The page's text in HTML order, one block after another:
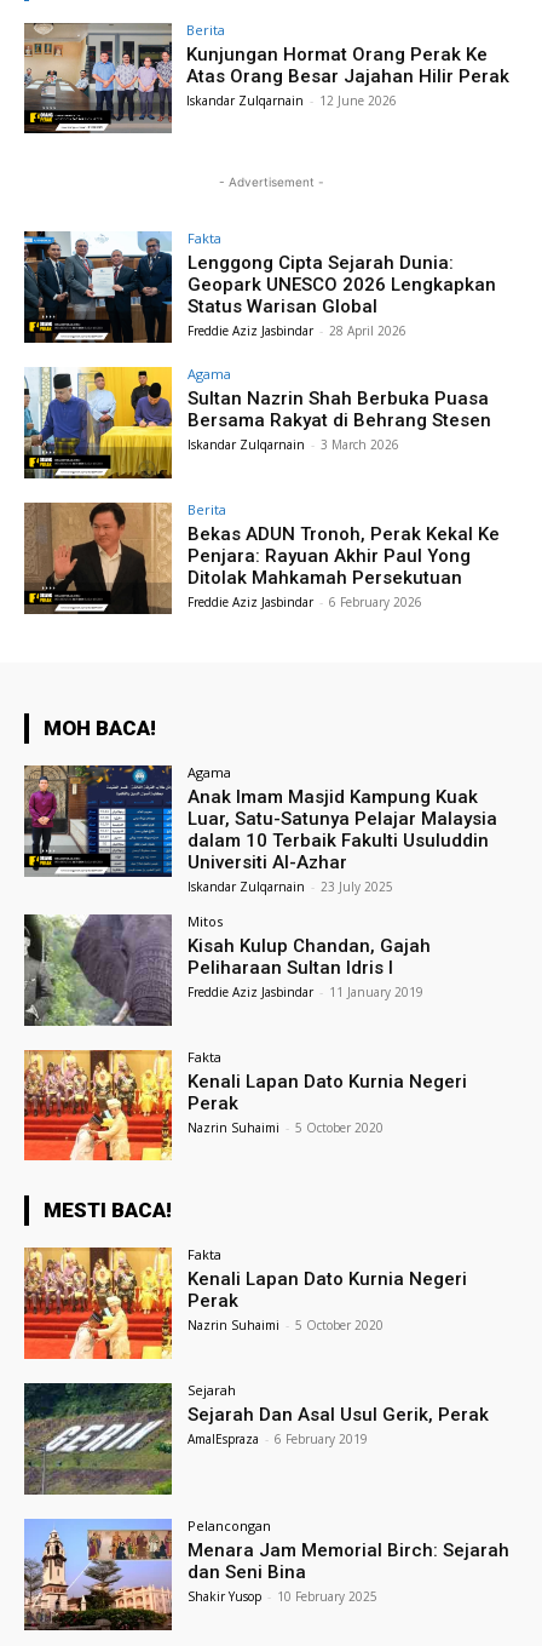
Berita
Kunjungan Hormat Orang Perak Ke
Atas Orang Besar Jajahan Hilir Perak
Iskandar Zulqarnain - 12 June 2026
- Advertisement -
Fakta
Lenggong Cipta Sejarah Dunia:
Geopark UNESCO 2026 Lengkapkan
Status Warisan Global
Freddie Aziz Jasbindar - 28 April 2026
Agama
Sultan Nazrin Shah Berbuka Puasa
Bersama Rakyat di Behrang Stesen
Iskandar Zulqarnain - 3 March 2026
Berita
Bekas ADUN Tronoh, Perak Kekal Ke
Penjara: Rayuan Akhir Paul Yong
Ditolak Mahkamah Persekutuan
Freddie Aziz Jasbindar - 6 February 2026
MOH BACA!
Agama
Anak Imam Masjid Kampung Kuak
Luar, Satu-Satunya Pelajar Malaysia
dalam 10 Terbaik Fakulti Usuluddin
Universiti Al-Azhar
Iskandar Zulqarnain - 23 July 2025
Mitos
Kisah Kulup Chandan, Gajah
Peliharaan Sultan Idris I
Freddie Aziz Jasbindar - 11 January 2019
Fakta
Kenali Lapan Dato Kurnia Negeri
Perak
Nazrin Suhaimi - 5 October 2020
MESTI BACA!
Fakta
Kenali Lapan Dato Kurnia Negeri
Perak
Nazrin Suhaimi - 5 October 2020
Sejarah
Sejarah Dan Asal Usul Gerik, Perak
AmalEspraza - 6 February 2019
Pelancongan
Menara Jam Memorial Birch: Sejarah
dan Seni Bina
Shakir Yusop - 10 February 2025